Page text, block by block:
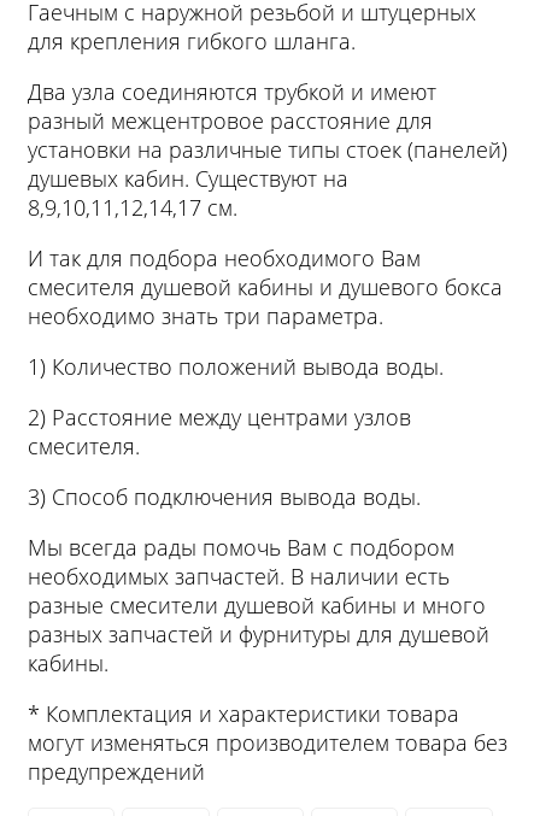
Гаечным с наружной резьбой и штуцерных
для крепления гибкого шланга.
Два узла соединяются трубкой и имеют
разный межцентровое расстояние для
установки на различные типы стоек (панелей)
душевых кабин. Существуют на
8,9,10,11,12,14,17 см.
И так для подбора необходимого Вам
смесителя душевой кабины и душевого бокса
необходимо знать три параметра.
1) Количество положений вывода воды.
2) Расстояние между центрами узлов
смесителя.
3) Способ подключения вывода воды.
Мы всегда рады помочь Вам с подбором
необходимых запчастей. В наличии есть
разные смесители душевой кабины и много
разных запчастей и фурнитуры для душевой
кабины.
* Комплектация и характеристики товара
могут изменяться производителем товара без
предупреждений